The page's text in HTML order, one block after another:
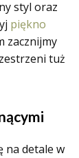
styl oraz
piękno
zacznijmy
tuż
na detale w